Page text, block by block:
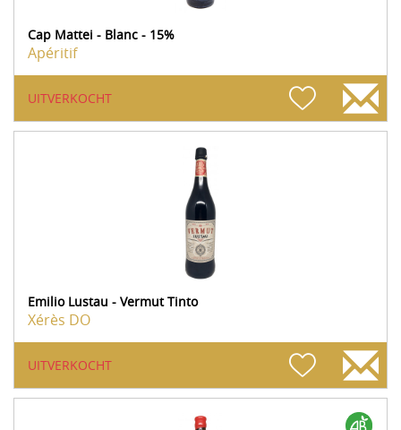
Cap Mattei - Blanc - 15%
Apéritif
UITVERKOCHT
Emilio Lustau - Vermut Tinto
Xérès DO
UITVERKOCHT